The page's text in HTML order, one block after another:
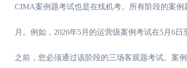
CIMA案例题考试也是在线机考。所有阶段的案
月。例如，2026年5月的运营级案例考试在5月6
之前，您必须通过该阶段的三场客观题考试。案